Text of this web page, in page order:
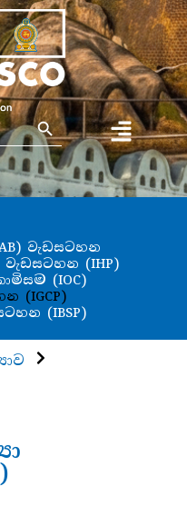
Search Button
වැඩසටහන
(IHP)
(IOC)
(IGCP)
(IBSP)